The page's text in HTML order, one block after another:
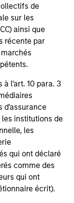
de
sur les
ainsi que
récente par
à l'art. 10 para. 3
d'assurance
institutions de
les
qui ont déclaré
comme des
qui ont
écrit).